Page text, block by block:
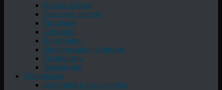
Вывоз хлама
Заказать вывоз
Грузчики
Договор
Контейнер
Информация о фирме
Позвонить
Демонтаж
Перевозка
Доставка ракушечника